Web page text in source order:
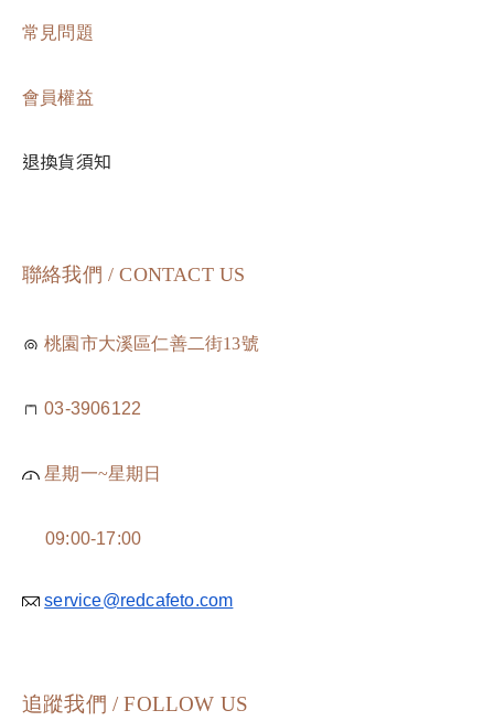
常見問題
會員權益
退換貨須知
聯絡我們 / CONTACT US
桃園市大溪區仁善二街13號
03-3906122
星期一~星期日
09:00-17:00
service@redcafeto.com
追蹤我們 / FOLLOW US